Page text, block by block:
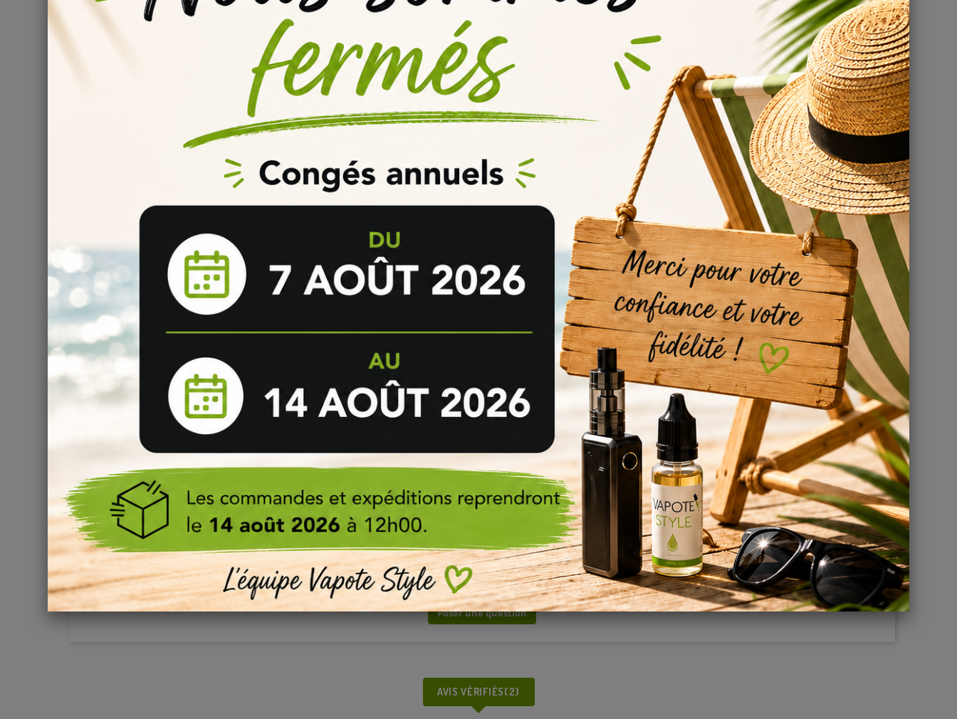
Temps de maturation de liquide DIY Smashin'Lemonade :
Nous vous conseillons de laisser reposer votre mélange e-liquide Smashin' Lemonade - Fcukin' Flava
pour
des saveurs de chaque arôme.Pour en savoir plus, consulter notre page sur la d’un e-liquide DIY !
Conforme au règlement 1334/2008/CEE
Composition : Propylène Glycol & Arôme alimentaire
Comment bien conserver ses liquides DIY Smashin'Lemonade ?
concentrés e-liquides
température basse... toutes les informations sont disponibles dans notre rubrique
explications et conseils pour bien réussir son
Comment bien steeper son e-liquide DIY ?
La maturation d'un e-liquide DIY est essentielle et importante afin d'obtenir le
ou son concentré e-liquide.
Nous vous invitons à bien lire les
la méthodologie adaptéeà vos arômes DIY
et concentrés DIY.
Peut-on rajouter des Additifs sucrés ou frais dans sa base liquide ?
Vous souhaitez ajouter des effets sucrés, acidulés, caramélisés etc. ou tout autres effets à vos e-liquides DIY
, pensez à consulter
notre tuto dédié à l’utilisation desadditifs DIY
, vous pourrez ainsi et facilement trouver les additifs DIY dont vous pourriez avoir
Comment réaliser soi-même son e-liquide DIY ?
Découvrez ici la bible pour fabriquer soi-même son e-liquide : dosage, fabrication, maturation et dégustation !
Question(0)
Pas de questions pour le moment.
Poser une question
AVIS VÉRIFIÉS(2)